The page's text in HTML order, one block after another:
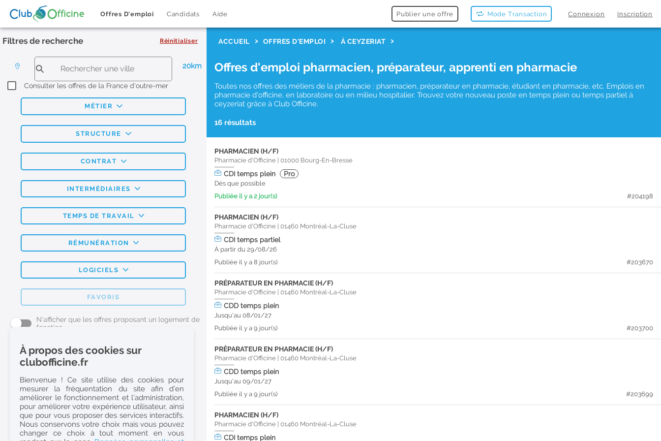
Offres D'emploi Candidats Aide Publier une offre Mode Transaction Connexion Inscription
Filtres de recherche Réinitialiser
20km
Consulter les offres de la France d'outre-mer
MÉTIER
STRUCTURE
CONTRAT
INTERMÉDIAIRES
TEMPS DE TRAVAIL
RÉMUNÉRATION
LOGICIELS
FAVORIS
N'afficher que les offres proposant un logement de
fonction
L'emploi Pharmacie par métier
Pharmacien (H/F)
Préparateur en Pharmacie (H/F)
Etudiant en Pharmacie (H/F)
Etudiant en Pharmacie 6e année validée (H/F)
Conseiller Dermo Cosmetique - Esthéticienne (H/F)
ACCUEIL OFFRES D'EMPLOI À CEYZERIAT
Offres d'emploi pharmacien, préparateur, apprenti en pharmacie
Toutes nos offres des métiers de la pharmacie : pharmacien, préparateur en pharmacie, étudiant en pharmacie, etc. Emplois en
pharmacie d'officine, en laboratoire ou en milieu hospitalier. Trouvez votre nouveau poste en temps plein ou temps partiel à
ceyzeriat grâce à Club Officine.
16 résultats
PHARMACIEN (H/F)
Pharmacie d'Officine |01000 Bourg-En-Bresse
CDItemps plein Pro
Dès que possible
Publiée il y a 2 jour(s)
#204198
PHARMACIEN (H/F)
Pharmacie d'Officine |01460 Montréal-La-Cluse
CDItemps partiel
À partir du 29/08/26
Publiée il y a 8 jour(s)
#203670
PRÉPARATEUR EN PHARMACIE (H/F)
Pharmacie d'Officine |01460 Montréal-La-Cluse
CDDtemps plein
Jusqu'au 08/01/27
Publiée il y a 9 jour(s)
#203700
PRÉPARATEUR EN PHARMACIE (H/F)
Pharmacie d'Officine |01460 Montréal-La-Cluse
CDDtemps plein
Jusqu'au 09/01/27
Publiée il y a 9 jour(s)
#203699
PHARMACIEN (H/F)
Pharmacie d'Officine |01460 Montréal-La-Cluse
CDItemps plein
À propos des cookies sur
clubofficine.fr
Bienvenue ! Ce site utilise des cookies pour
mesurer la fréquentation du site afin d’en
améliorer le fonctionnement et l’administration,
pour améliorer votre expérience utilisateur, ainsi
que pour vous proposer des services interactifs.
Nous conservons votre choix mais vous pouvez
changer ce choix à tout moment en vous